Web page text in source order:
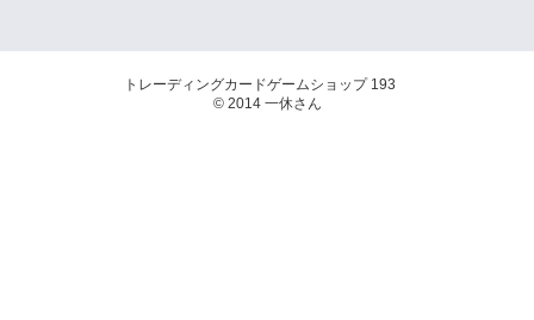
トレーディングカードゲームショップ 193
© 2014 一休さん